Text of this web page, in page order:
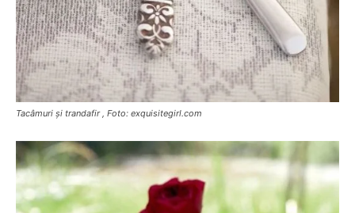
Tacâmuri și trandafir , Foto: exquisitegirl.com